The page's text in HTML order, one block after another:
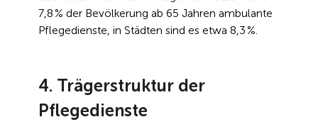
7,8 % der Bevölkerung ab 65 Jahren ambulante
Pflegedienste, in Städten sind es etwa 8,3 %.
4. Trägerstruktur der
Pflegedienste